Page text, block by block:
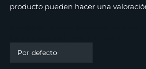
producto pueden hacer una